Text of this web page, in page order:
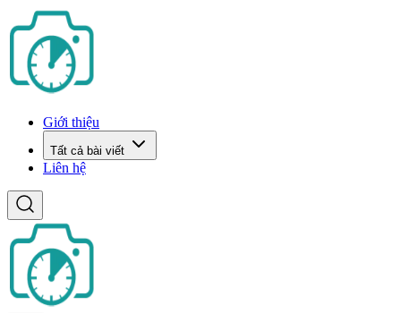
Giới thiệu
Tất cả bài viết
Liên hệ